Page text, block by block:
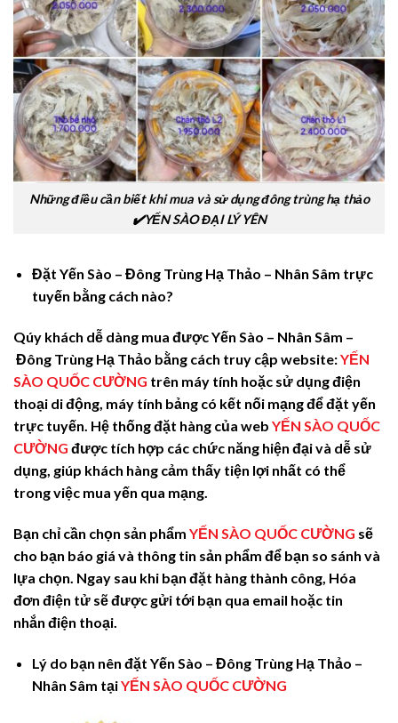
Những điều cần biết khi mua và sử dụng đông trùng hạ thảo
✔️YẾN SÀO ĐẠI LÝ YÊN
Đặt Yến Sào – Đông Trùng Hạ Thảo – Nhân Sâm trực
tuyến bằng cách nào?
Qúy khách dễ dàng mua đượcYến Sào – Nhân Sâm –
Đông Trùng Hạ Thảo bằng cách truy cập website:YẾN
SÀO QUỐC CƯỜNG trên máy tính hoặc sử dụng điện
thoại di động, máy tính bảng có kết nối mạng để đặt yến
trực tuyến. Hệ thống đặt hàng của web YẾN SÀO QUỐC
CƯỜNG được tích hợp các chức năng hiện đại và dễ sử
dụng, giúp khách hàng cảm thấy tiện lợi nhất có thể
trong việc mua yến qua mạng.
Bạn chỉ cần chọn sản phẩm YẾN SÀO QUỐC CƯỜNG sẽ
cho bạn báo giá và thông tin sản phẩm để bạn so sánh và
lựa chọn. Ngay sau khi bạn đặt hàng thành công, Hóa
đơn điện tử sẽ được gửi tới bạn qua email hoặc tin
nhắn điện thoại.
Lý do bạn nên đặt Yến Sào – Đông Trùng Hạ Thảo –
Nhân Sâm tạiYẾN SÀO QUỐC CƯỜNG